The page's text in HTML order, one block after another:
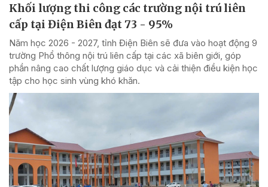
Khối lượng thi công các trường nội trú liên
cấp tại Điện Biên đạt 73 - 95%
Năm học 2026 - 2027, tỉnh Điện Biên sẽ đưa vào hoạt động 9
trường Phổ thông nội trú liên cấp tại các xã biên giới, góp
phần nâng cao chất lượng giáo dục và cải thiện điều kiện học
tập cho học sinh vùng khó khăn.